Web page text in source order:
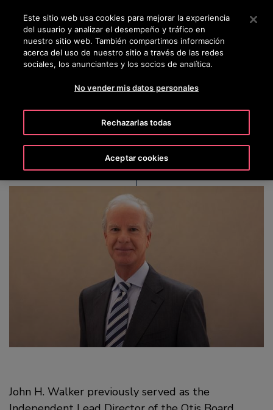
Pulse Intro para saltar al contenido principal
BUSCAR
John H. Walker
John H. Walker previously served as the
Este sitio web usa cookies para mejorar la experiencia
del usuario y analizar el desempeño y tráfico en
nuestro sitio web. También compartimos información
acerca del uso de nuestro sitio a través de las redes
sociales, los anunciantes y los socios de analítica.
No vender mis datos personales
Rechazarlas todas
Aceptar cookies